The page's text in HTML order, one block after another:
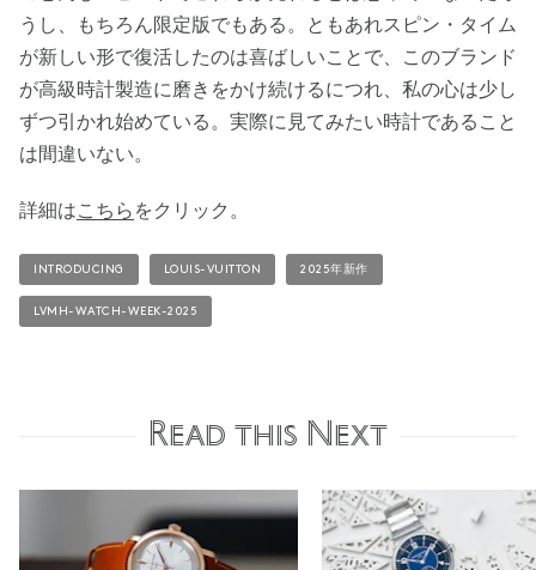
うし、もちろん限定版でもある。ともあれスピン・タイム
が新しい形で復活したのは喜ばしいことで、このブランド
が高級時計製造に磨きをかけ続けるにつれ、私の心は少し
ずつ引かれ始めている。実際に見てみたい時計であること
は間違いない。
詳細はこちら をクリック。
INTRODUCING LOUIS-VUITTON 2025年新作
LVMH-WATCH-WEEK-2025
Read this Next